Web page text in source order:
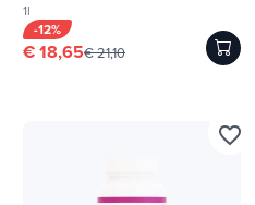
1l
-12%
€ 18,65€ 21,10
favorite_border